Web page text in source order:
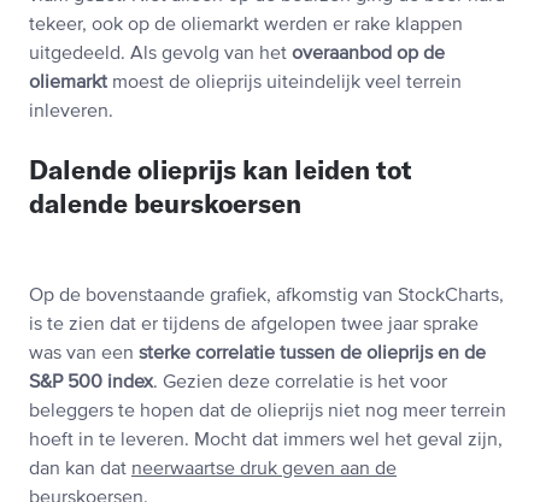
tekeer, ook op de oliemarkt werden er rake klappen
uitgedeeld. Als gevolg van het overaanbod op de
oliemarkt moest de olieprijs uiteindelijk veel terrein
inleveren.
Dalende olieprijs kan leiden tot
dalende beurskoersen
Op de bovenstaande grafiek, afkomstig van StockCharts,
is te zien dat er tijdens de afgelopen twee jaar sprake
was van een sterke correlatie tussen de olieprijs en de
S&P 500 index. Gezien deze correlatie is het voor
beleggers te hopen dat de olieprijs niet nog meer terrein
hoeft in te leveren. Mocht dat immers wel het geval zijn,
dan kan dat neerwaartse druk geven aan de